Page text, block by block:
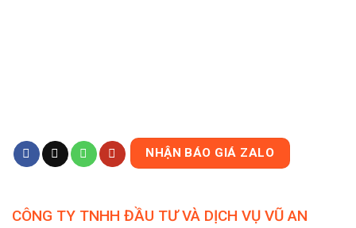
NHẬN BÁO GIÁ ZALO
CÔNG TY TNHH ĐẦU TƯ VÀ DỊCH VỤ VŨ AN